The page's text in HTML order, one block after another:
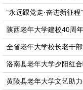
陕西老年大学建校40周
洛南县老年大学夕阳红
黄陵县老年大学文艺助